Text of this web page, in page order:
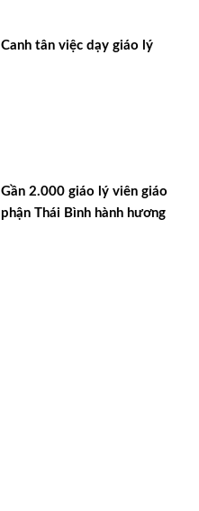
Canh tân việc dạy giáo lý
Gần 2.000 giáo lý viên giáo
phận Thái Bình hành hương